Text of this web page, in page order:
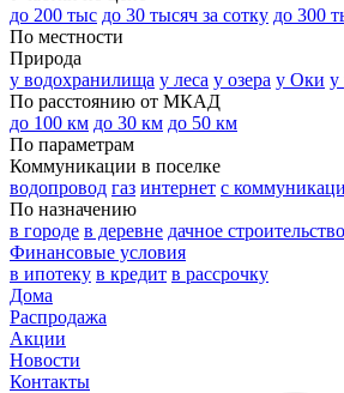
до 200 тыс до 30 тысяч за сотку до 300
По местности
Природа
у водохранилища у леса у озера у Оки у
По расстоянию от МКАД
до 100 км до 30 км до 50 км
По параметрам
Коммуникации в поселке
водопровод газ интернет с
По назначению
в городе в деревне дачное строительство
Финансовые условия
в ипотеку в кредит в рассрочку
Дома
Распродажа
Акции
Новости
Контакты